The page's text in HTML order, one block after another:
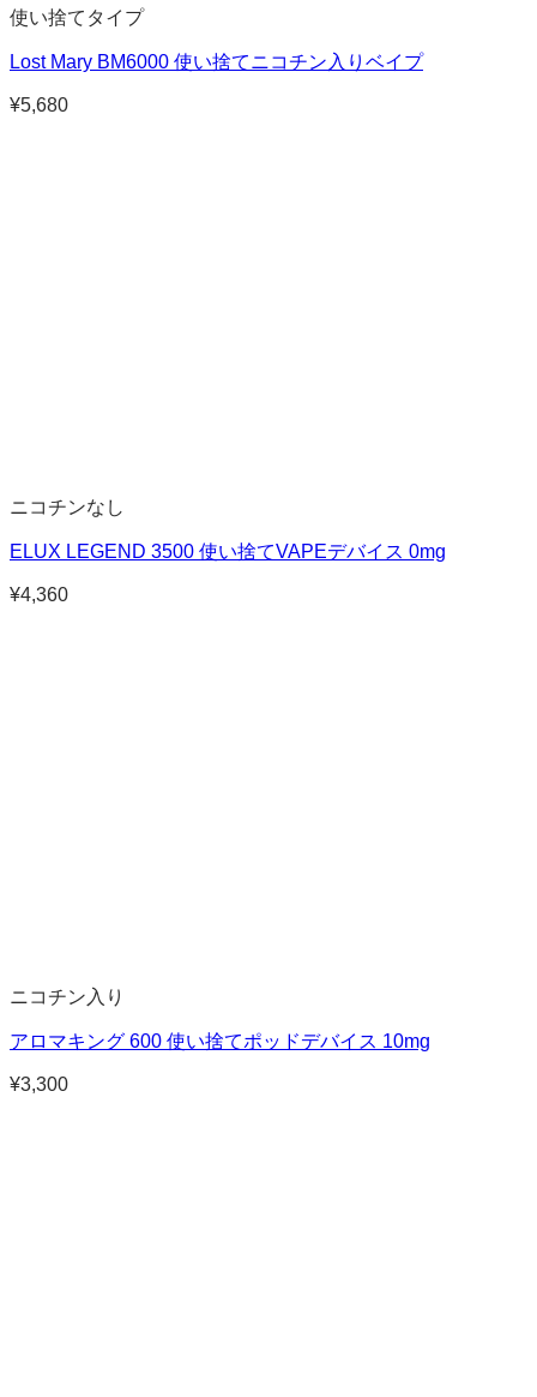
使い捨てタイプ
Lost Mary BM6000 使い捨てニコチン入りベイプ
¥5,680
ニコチンなし
ELUX LEGEND 3500 使い捨てVAPEデバイス 0mg
¥4,360
ニコチン入り
アロマキング 600 使い捨てポッドデバイス 10mg
¥3,300